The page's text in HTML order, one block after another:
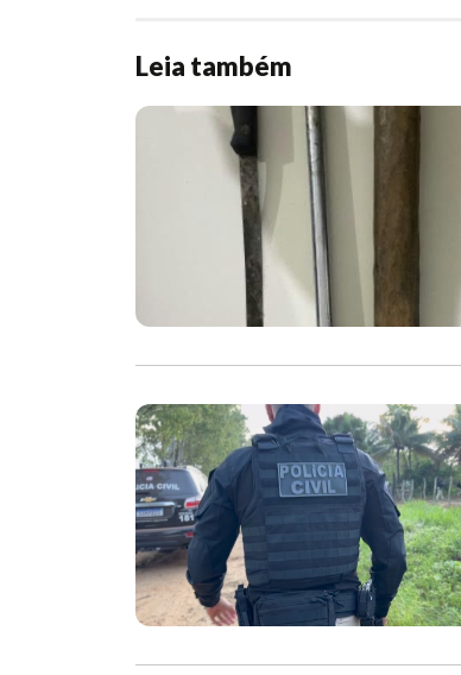
Leia também